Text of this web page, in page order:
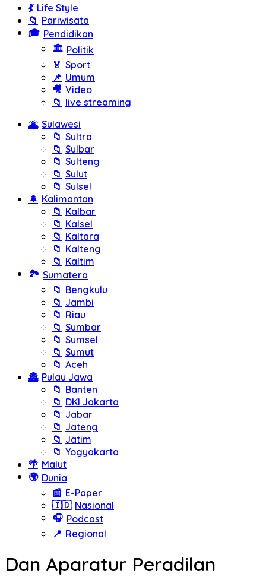
💃 Life Style
📁 Pariwisata
🎓 Pendidikan
🏛️ Politik
🏅 Sport
📌 Umum
🎥 Video
📁 live streaming
🌋 Sulawesi
📁 Sultra
📁 Sulbar
📁 Sulteng
📁 Sulut
📁 Sulsel
🌲 Kalimantan
📁 Kalbar
📁 Kalsel
📁 Kaltara
📁 Kalteng
📁 Kaltim
🏞️ Sumatera
📁 Bengkulu
📁 Jambi
📁 Riau
📁 Sumbar
📁 Sumsel
📁 Sumut
📁 Aceh
🏯 Pulau Jawa
📁 Banten
📁 DKI Jakarta
📁 Jabar
📁 Jateng
📁 Jatim
📁 Yogyakarta
🌴 Malut
🌍 Dunia
📰 E-Paper
🇮🇩 Nasional
🎧 Podcast
📍 Regional
Dan Aparatur Peradilan